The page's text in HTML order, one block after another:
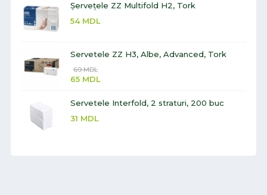
Șervețele ZZ Multifold H2, Tork
54 MDL
Servetele ZZ H3, Albe, Advanced, Tork
69MDL
65 MDL
Servetele Interfold, 2 straturi, 200 buc
31 MDL